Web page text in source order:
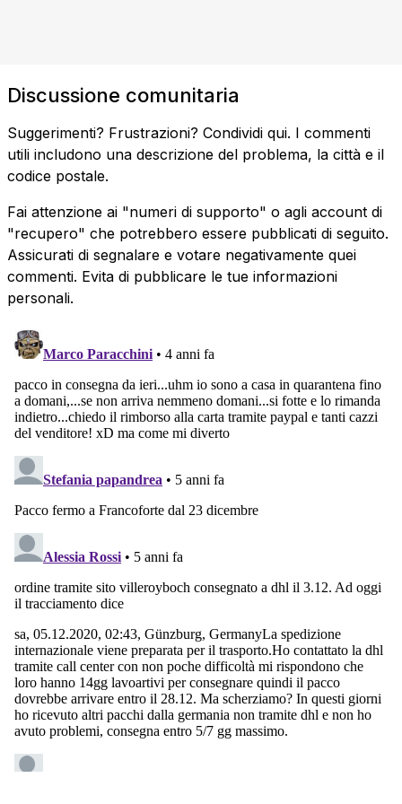
Discussione comunitaria
Suggerimenti? Frustrazioni? Condividi qui. I commenti
utili includono una descrizione del problema, la città e il
codice postale.
Fai attenzione ai "numeri di supporto" o agli account di
"recupero" che potrebbero essere pubblicati di seguito.
Assicurati di segnalare e votare negativamente quei
commenti. Evita di pubblicare le tue informazioni
personali.